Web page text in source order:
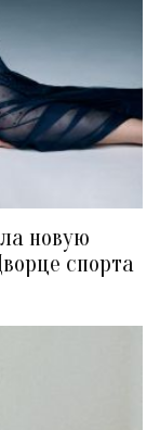
новую
спорта